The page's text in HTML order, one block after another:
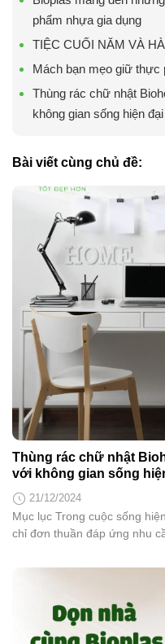
phẩm nhựa gia dụng
TIỆC CUỐI NĂM VÀ
Mách bạn mẹo giữ thực
Thùng rác chữ nhật
không gian sống hiện đại
Bài viết cùng chủ đề:
Thùng rác chữ nhật
với không gian sống
21/12/2024
Mục lục Trong cuộc sống
chỉ đơn thuần đáp ứng nhu
là sự lựa chọn tối ưu cho